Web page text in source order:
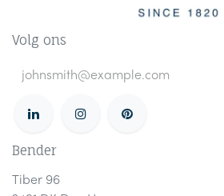
Volg ons
Bender
Tiber 96